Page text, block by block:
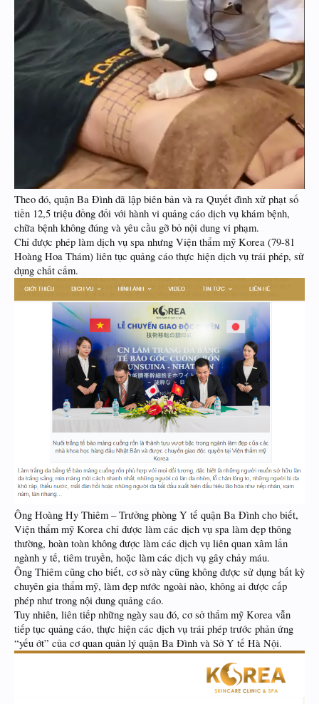
Theo đó, quận Ba Đình đã lập biên bản và ra Quyết đình xử phạt số
tiền 12,5 triệu đồng đối với hành vi quảng cáo dịch vụ khám bệnh,
chữa bệnh không đúng và yêu cầu gỡ bỏ nội dung vi phạm.
Chỉ được phép làm dịch vụ spa nhưng Viện thẩm mỹ Korea (79-81
Hoàng Hoa Thám) liên tục quảng cáo thực hiện dịch vụ trái phép, sử
dụng chất cấm.
Ông Hoàng Hy Thiêm – Trưởng phòng Y tế quận Ba Đình cho biết,
Viện thẩm mỹ Korea chỉ được làm các dịch vụ spa làm đẹp thông
thường, hoàn toàn không được làm các dịch vụ liên quan xâm lấn
ngành y tế, tiêm truyền, hoặc làm các dịch vụ gây chảy máu.
Ông Thiêm cũng cho biết, cơ sở này cũng không được sử dụng bất kỳ
chuyên gia thẩm mỹ, làm đẹp nước ngoài nào, không ai được cấp
phép như trong nội dung quảng cáo.
Tuy nhiên, liên tiếp những ngày sau đó, cơ sở thẩm mỹ Korea vẫn
tiếp tục quảng cáo, thực hiện các dịch vụ trái phép trước phản ứng
“yếu ớt” của cơ quan quản lý quận Ba Đình và Sở Y tế Hà Nội.